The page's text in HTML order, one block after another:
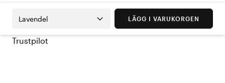
Lavendel LÄGG I VARUKORGEN
Trustpilot